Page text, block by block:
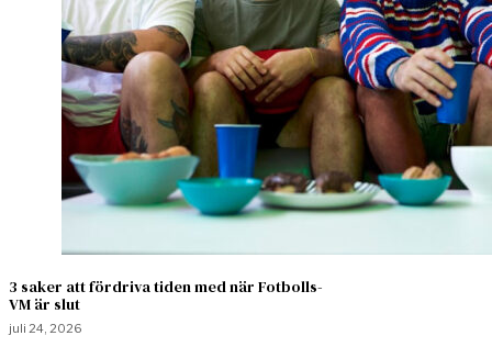
3 saker att fördriva tiden med när Fotbolls-
VM är slut
juli 24, 2026